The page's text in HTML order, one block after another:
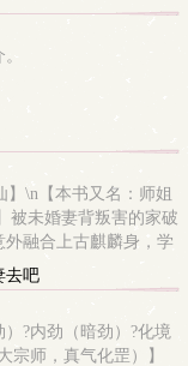
】\n【本书又名：师姐
被未婚妻背叛害的家破
融合上古麒麟身，学
任你权势通天，家财
蝼...
去吧
?内劲（暗劲）?化境
宗师，真气化罡）】